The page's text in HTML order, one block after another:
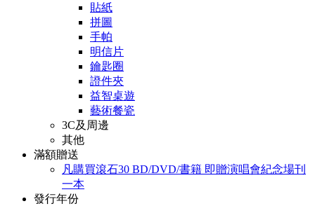
貼紙
拼圖
手帕
明信片
鑰匙圈
證件夾
益智桌遊
藝術餐瓷
3C及周邊
其他
滿額贈送
凡購買滾石30 BD/DVD/書籍 即贈演唱會紀念場刊
一本
發行年份